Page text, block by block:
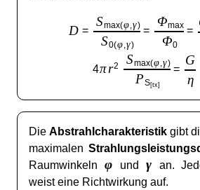
D =
Smax(φ,γ)
S0(φ,γ)
=
Φmax
Φ0
=
4πr2 Smax(φ,γ)
PS[tx]
=
G
η
Die Abstrahlcharakteristik gibt
maximalen
Raumwinkeln φ und γ an.
weist eine Richtwirkung auf.